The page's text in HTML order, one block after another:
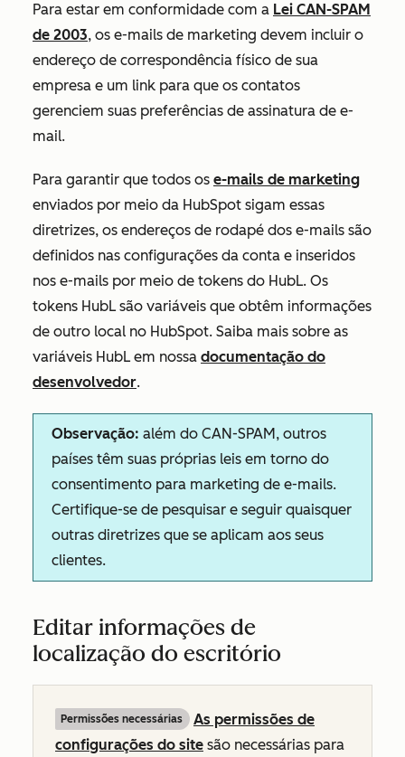
Para estar em conformidade com a Lei CAN-SPAM
de 2003, os e-mails de marketing devem incluir o
endereço de correspondência físico de sua
empresa e um link para que os contatos
gerenciem suas preferências de assinatura de e-
mail.
Para garantir que todos os e-mails de marketing
enviados por meio da HubSpot sigam essas
diretrizes, os endereços de rodapé dos e-mails são
definidos nas configurações da conta e inseridos
nos e-mails por meio de tokens do HubL. Os
tokens HubL são variáveis que obtêm informações
de outro local no HubSpot. Saiba mais sobre as
variáveis HubL em nossa documentação do
desenvolvedor.
Observação: além do CAN-SPAM, outros
países têm suas próprias leis em torno do
consentimento para marketing de e-mails.
Certifique-se de pesquisar e seguir quaisquer
outras diretrizes que se aplicam aos seus
clientes.
Editar informações de
localização do escritório
Permissões necessárias
As permissões de
configurações do site são necessárias para